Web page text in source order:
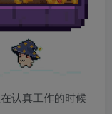
认真工作的时候